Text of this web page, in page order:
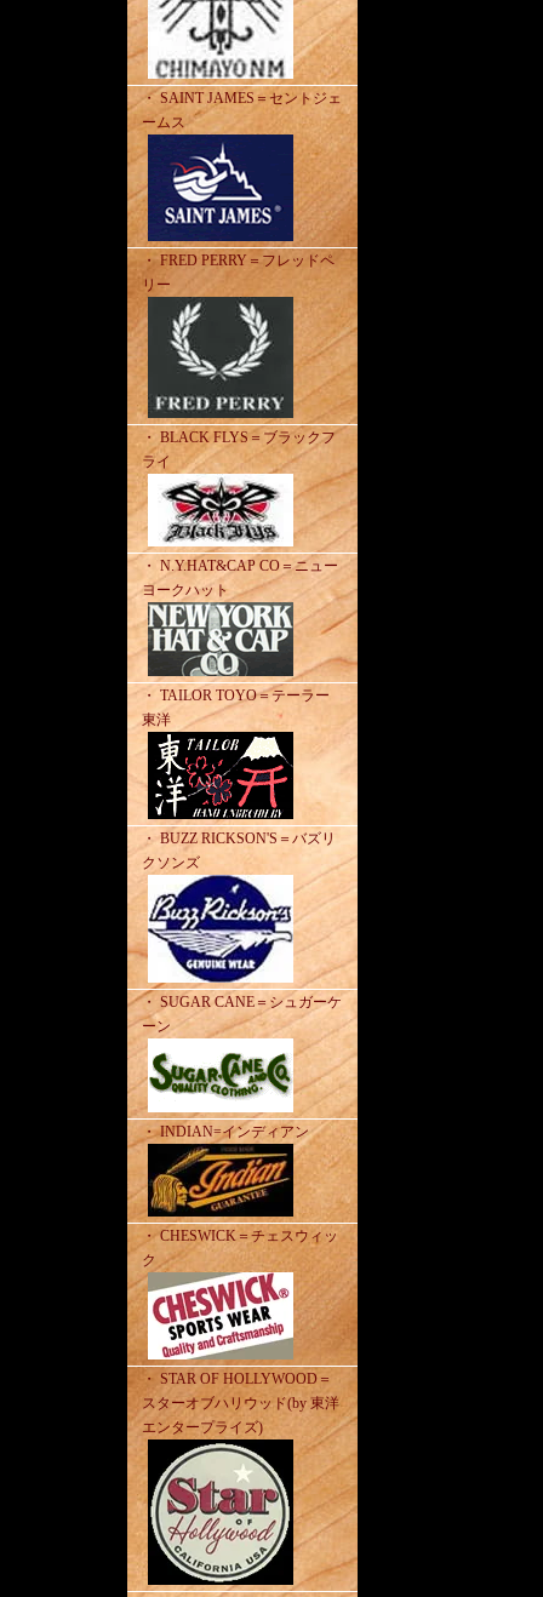
・ SAINT JAMES＝セントジェ
ームス
・ FRED PERRY＝フレッドペ
リー
・ BLACK FLYS＝ブラックフ
ライ
・ N.Y.HAT&CAP CO＝ニュー
ヨークハット
・ TAILOR TOYO＝テーラー
東洋
・ BUZZ RICKSON'S＝バズリ
クソンズ
・ SUGAR CANE＝シュガーケ
ーン
・ INDIAN=インディアン
・ CHESWICK＝チェスウィッ
ク
・ STAR OF HOLLYWOOD＝
スターオブハリウッド(by 東洋
エンタープライズ)